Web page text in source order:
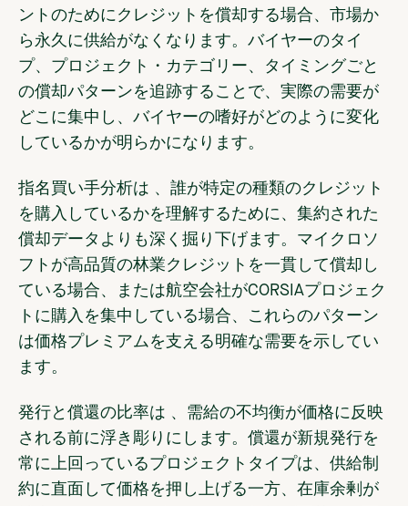
ントのためにクレジットを償却する場合、市場か
ら永久に供給がなくなります。バイヤーのタイ
プ、プロジェクト・カテゴリー、タイミングごと
の償却パターンを追跡することで、実際の需要が
どこに集中し、バイヤーの嗜好がどのように変化
しているかが明らかになります。
指名買い手分析は 、誰が特定の種類のクレジット
を購入しているかを理解するために、集約された
償却データよりも深く掘り下げます。マイクロソ
フトが高品質の林業クレジットを一貫して償却し
ている場合、または航空会社がCORSIAプロジェク
トに購入を集中している場合、これらのパターン
は価格プレミアムを支える明確な需要を示してい
ます。
発行と償還の比率は 、需給の不均衡が価格に反映
される前に浮き彫りにします。償還が新規発行を
常に上回っているプロジェクトタイプは、供給制
約に直面して価格を押し上げる一方、在庫余剰が